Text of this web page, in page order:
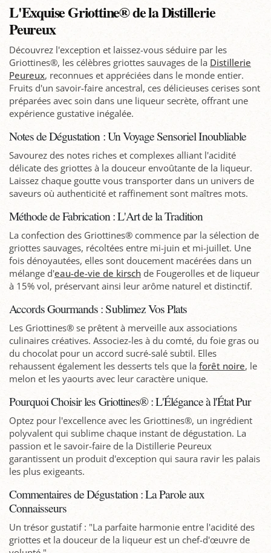
L'Exquise Griottine® de la Distillerie
Peureux
Découvrez l'exception et laissez-vous séduire par les
Griottines®, les célèbres griottes sauvages de la Distillerie
Peureux, reconnues et appréciées dans le monde entier.
Fruits d'un savoir-faire ancestral, ces délicieuses cerises sont
préparées avec soin dans une liqueur secrète, offrant une
expérience gustative inégalée.
Notes de Dégustation : Un Voyage Sensoriel Inoubliable
Savourez des notes riches et complexes alliant l'acidité
délicate des griottes à la douceur envoûtante de la liqueur.
Laissez chaque goutte vous transporter dans un univers de
saveurs où authenticité et raffinement sont maîtres mots.
Méthode de Fabrication : L'Art de la Tradition
La confection des Griottines® commence par la sélection de
griottes sauvages, récoltées entre mi-juin et mi-juillet. Une
fois dénoyautées, elles sont doucement macérées dans un
mélange d'eau-de-vie de kirsch de Fougerolles et de liqueur
à 15% vol, préservant ainsi leur arôme naturel et distinctif.
Accords Gourmands : Sublimez Vos Plats
Les Griottines® se prêtent à merveille aux associations
culinaires créatives. Associez-les à du comté, du foie gras ou
du chocolat pour un accord sucré-salé subtil. Elles
rehaussent également les desserts tels que la forêt noire, le
melon et les yaourts avec leur caractère unique.
Pourquoi Choisir les Griottines® : L'Élégance à l'État Pur
Optez pour l'excellence avec les Griottines®, un ingrédient
polyvalent qui sublime chaque instant de dégustation. La
passion et le savoir-faire de la Distillerie Peureux
garantissent un produit d'exception qui saura ravir les palais
les plus exigeants.
Commentaires de Dégustation : La Parole aux
Connaisseurs
Un trésor gustatif : "La parfaite harmonie entre l'acidité des
griottes et la douceur de la liqueur est un chef-d'œuvre de